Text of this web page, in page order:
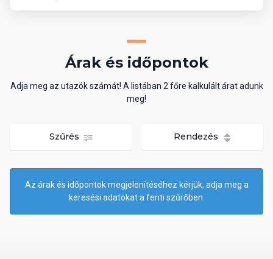
Árak és időpontok
Adja meg az utazók számát! A listában 2 főre kalkulált árat adunk
meg!
Szűrés Rendezés
Az árak és időpontok megjelenítéséhez kérjük, adja meg a
keresési adatokat a fenti szűrőben.